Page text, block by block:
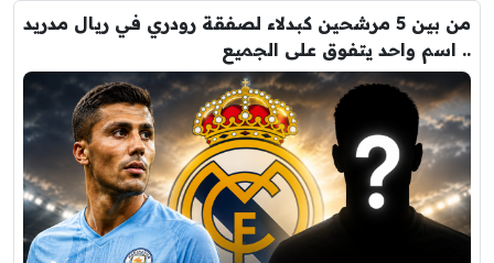
من بين 5 مرشحين كبدلاء لصفقة رودري في ريال مدريد
.. اسم واحد يتفوق على الجميع